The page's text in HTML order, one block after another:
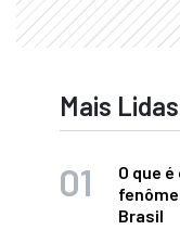
Mais Lidas
O que
Brasil